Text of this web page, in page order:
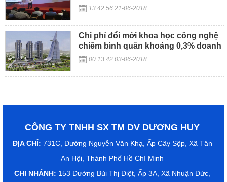
13:42:56 21-06-2018
Chi phí đổi mới khoa học công nghệ
chiếm bình quân khoảng 0,3% doanh
thu00:13:42 03-06-2018
CÔNG TY TNHH SX TM DV DƯƠNG HUY
ĐỊA CHỈ: 731C, Đường Nguyễn Văn Khạ, Ấp Cây Sộp, Xã Tân
An Hội, Thành Phố Hồ Chí Minh
CHI NHÁNH: 153 Đường Bùi Thị Điệt, Ấp 3A, Xã Nhuận Đức,